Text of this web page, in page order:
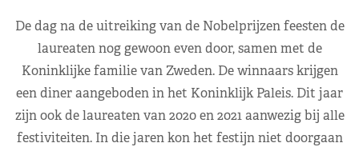
De dag na de uitreiking van de Nobelprijzen feesten de
laureaten nog gewoon even door, samen met de
Koninklijke familie van Zweden. De winnaars krijgen
een diner aangeboden in het Koninklijk Paleis. Dit jaar
zijn ook de laureaten van 2020 en 2021 aanwezig bij alle
festiviteiten. In die jaren kon het festijn niet doorgaan